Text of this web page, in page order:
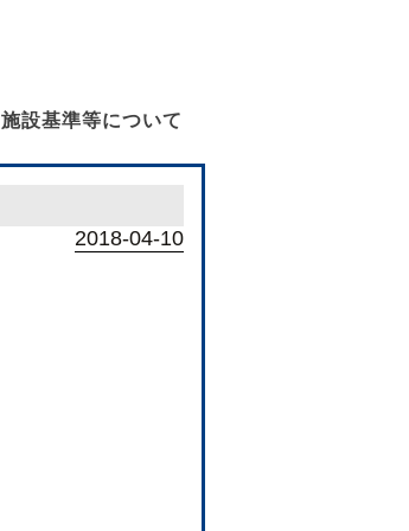
施設基準等について
2018-04-10